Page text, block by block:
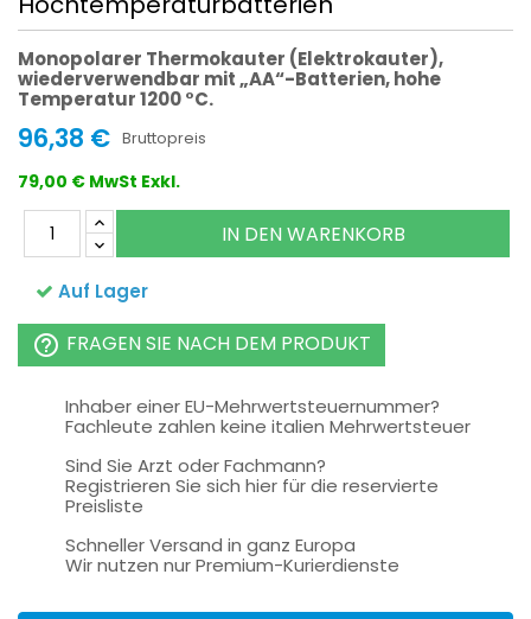
Monopolarer Thermokauter (Elektrokauter),
wiederverwendbar mit „AA“-Batterien, hohe
Temperatur 1200 °C.
96,38 € Bruttopreis
79,00 € MwSt Exkl.
IN DEN WARENKORB
Auf Lager
help_outline FRAGEN SIE NACH DEM PRODUKT
Inhaber einer EU-Mehrwertsteuernummer?
Fachleute zahlen keine italien Mehrwertsteuer
Sind Sie Arzt oder Fachmann?
Registrieren Sie sich hier für die reservierte
Preisliste
Schneller Versand in ganz Europa
Wir nutzen nur Premium-Kurierdienste